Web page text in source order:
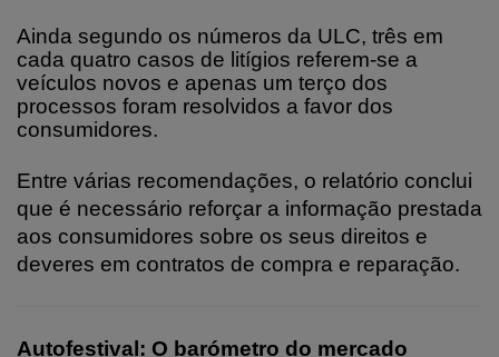
Ainda segundo os números da ULC, três em
cada quatro casos de litígios referem-se a
veículos novos e apenas um terço dos
processos foram resolvidos a favor dos
consumidores.
Entre várias recomendações, o relatório conclui
que é necessário reforçar a informação prestada
aos consumidores sobre os seus direitos e
deveres em contratos de compra e reparação.
Autofestival: O barómetro do mercado